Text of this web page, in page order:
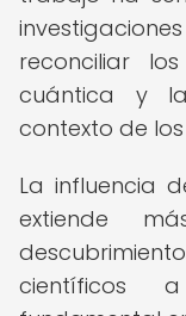
reconciliar
cuántica y
contexto de
La influencia
extiende
científicos